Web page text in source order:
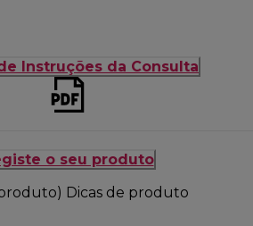
Instruções da Consulta
o seu produto
Dicas de produto